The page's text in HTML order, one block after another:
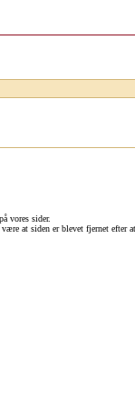
vores sider.
at siden er blevet fjernet efter